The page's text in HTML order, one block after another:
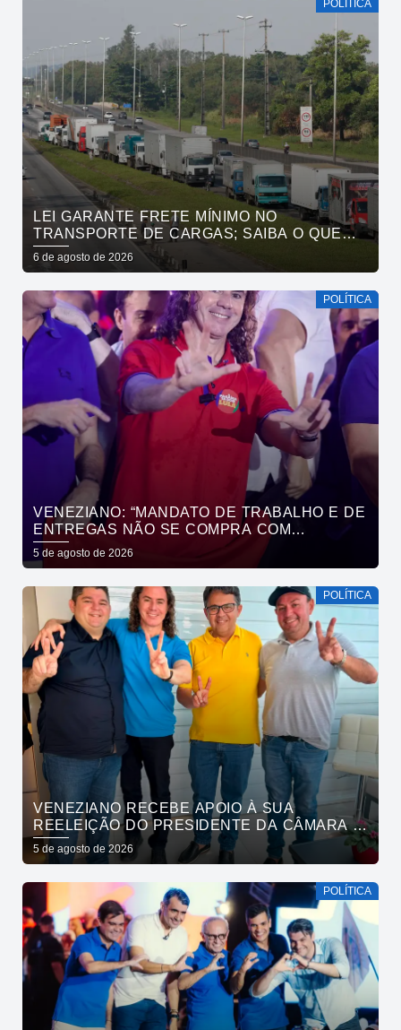
POLÍTICA
LEI GARANTE FRETE MÍNIMO NO
TRANSPORTE DE CARGAS; SAIBA O QUE
MUDA
6 de agosto de 2026
POLÍTICA
VENEZIANO: “MANDATO DE TRABALHO E DE
ENTREGAS NÃO SE COMPRA COM
DINHEIRO, SE CONQUISTA COM TRABALHO”
5 de agosto de 2026
POLÍTICA
VENEZIANO RECEBE APOIO À SUA
REELEIÇÃO DO PRESIDENTE DA CÂMARA E
VEREADORES DE SÃO BENTO
5 de agosto de 2026
POLÍTICA